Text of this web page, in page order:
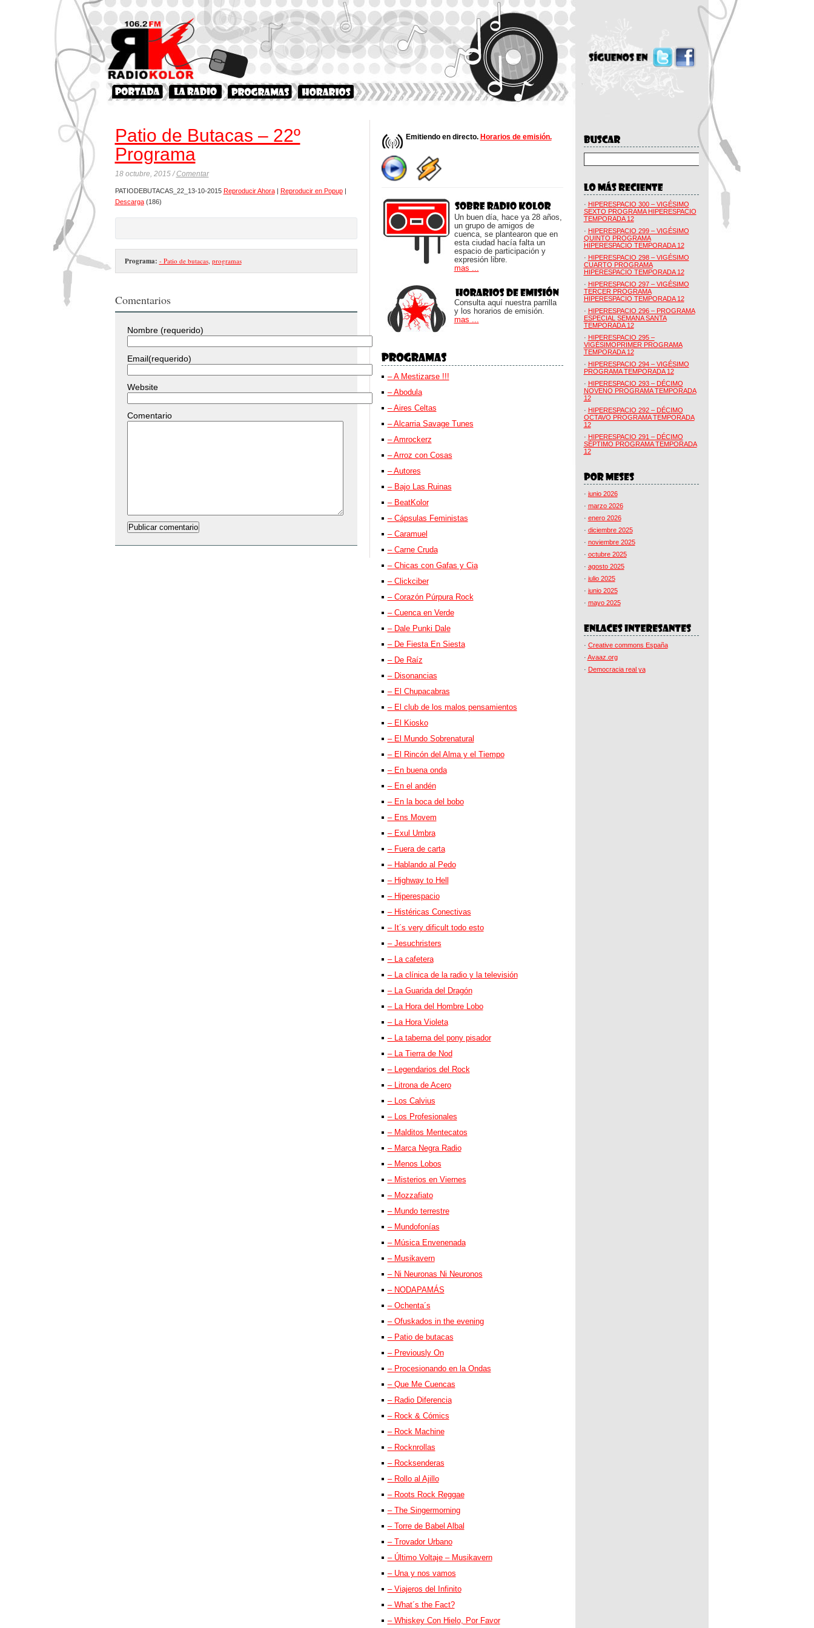
Patio de Butacas – 22º
Programa
18 octubre, 2015 /Comentar
PATIODEBUTACAS_22_13-10-2015 Reproducir Ahora| Reproducir en Popup|
Descarga(186)
Programa: - Patio de butacas, programas
Comentarios
Nombre (requerido)
Email(requerido)
Website
Comentario
Emitiendo en directo. Horarios de emisión.
Un buen día, hace ya 28 años,
un grupo de amigos de
cuenca, se plantearon que en
esta ciudad hacía falta un
espacio de participación y
expresión libre.
mas ...
Consulta aquí nuestra parrilla
y los horarios de emisión.
mas ...
– A Mestizarse !!!
– Abodula
– Aires Celtas
– Alcarria Savage Tunes
– Amrockerz
– Arroz con Cosas
– Autores
– Bajo Las Ruinas
– BeatKolor
– Cápsulas Feministas
– Caramuel
– Carne Cruda
– Chicas con Gafas y Cia
– Clickciber
– Corazón Púrpura Rock
– Cuenca en Verde
– Dale Punki Dale
– De Fiesta En Siesta
– De Raíz
– Disonancias
– El Chupacabras
– El club de los malos pensamientos
– El Kiosko
– El Mundo Sobrenatural
– El Rincón del Alma y el Tiempo
– En buena onda
– En el andén
– En la boca del bobo
– Ens Movem
– Exul Umbra
– Fuera de carta
– Hablando al Pedo
– Highway to Hell
– Hiperespacio
– Histéricas Conectivas
– It´s very dificult todo esto
– Jesuchristers
– La cafetera
– La clínica de la radio y la televisión
– La Guarida del Dragón
– La Hora del Hombre Lobo
– La Hora Violeta
– La taberna del pony pisador
– La Tierra de Nod
– Legendarios del Rock
– Litrona de Acero
– Los Calvius
– Los Profesionales
– Malditos Mentecatos
– Marca Negra Radio
– Menos Lobos
– Misterios en Viernes
– Mozzafiato
– Mundo terrestre
– Mundofonías
– Música Envenenada
– Musikavern
– Ni Neuronas Ni Neuronos
– NODAPAMÁS
– Ochenta´s
– Ofuskados in the evening
– Patio de butacas
– Previously On
– Procesionando en la Ondas
– Que Me Cuencas
– Radio Diferencia
– Rock & Cómics
– Rock Machine
– Rocknrollas
– Rocksenderas
– Rollo al Ajillo
– Roots Rock Reggae
– The Singermorning
– Torre de Babel Albal
– Trovador Urbano
– Último Voltaje – Musikavern
– Una y nos vamos
– Viajeros del Infinito
– What´s the Fact?
– Whiskey Con Hielo, Por Favor
· HIPERESPACIO 300 – VIGÉSIMO
SEXTO PROGRAMA HIPERESPACIO
TEMPORADA 12
· HIPERESPACIO 299 – VIGÉSIMO
QUINTO PROGRAMA
HIPERESPACIO TEMPORADA 12
· HIPERESPACIO 298 – VIGÉSIMO
CUARTO PROGRAMA
HIPERESPACIO TEMPORADA 12
· HIPERESPACIO 297 – VIGÉSIMO
TERCER PROGRAMA
HIPERESPACIO TEMPORADA 12
· HIPERESPACIO 296 – PROGRAMA
ESPECIAL SEMANA SANTA
TEMPORADA 12
· HIPERESPACIO 295 –
VIGÉSIMOPRIMER PROGRAMA
TEMPORADA 12
· HIPERESPACIO 294 – VIGÉSIMO
PROGRAMA TEMPORADA 12
· HIPERESPACIO 293 – DÉCIMO
NOVENO PROGRAMA TEMPORADA
12
· HIPERESPACIO 292 – DÉCIMO
OCTAVO PROGRAMA TEMPORADA
12
· HIPERESPACIO 291 – DÉCIMO
SÉPTIMO PROGRAMA TEMPORADA
12
· junio 2026
· marzo 2026
· enero 2026
· diciembre 2025
· noviembre 2025
· octubre 2025
· agosto 2025
· julio 2025
· junio 2025
· mayo 2025
· Creative commons España
· Avaaz.org
· Democracia real ya